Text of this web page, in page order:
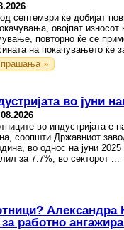
септември ќе добијат
овојпат
повторно ќе се
на покачувањето ќе
прашања »
во јуни
во индустријата
соопшти Државниот
во однос на јуни
за 7.7%, во секторот ...
Александра
работно